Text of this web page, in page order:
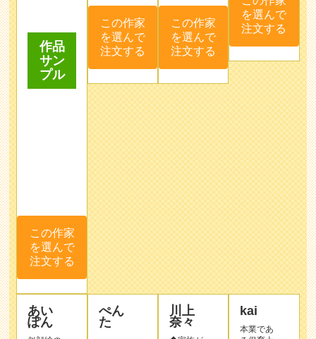
あい
ぽん
似顔絵の
free
paperの
ぺん
た
川上
奈々
◆家族が
増えたの
けに似顔
絵を始め
kai
本業であ
る保育士
の傍ら、
具や色鉛
ックなど